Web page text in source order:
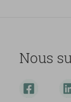
Nous